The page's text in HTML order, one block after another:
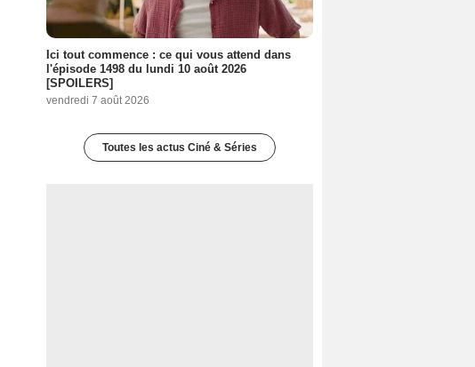
Ici tout commence : ce qui vous attend dans
l'épisode 1498 du lundi 10 août 2026
[SPOILERS]
vendredi 7 août 2026
Toutes les actus Ciné & Séries